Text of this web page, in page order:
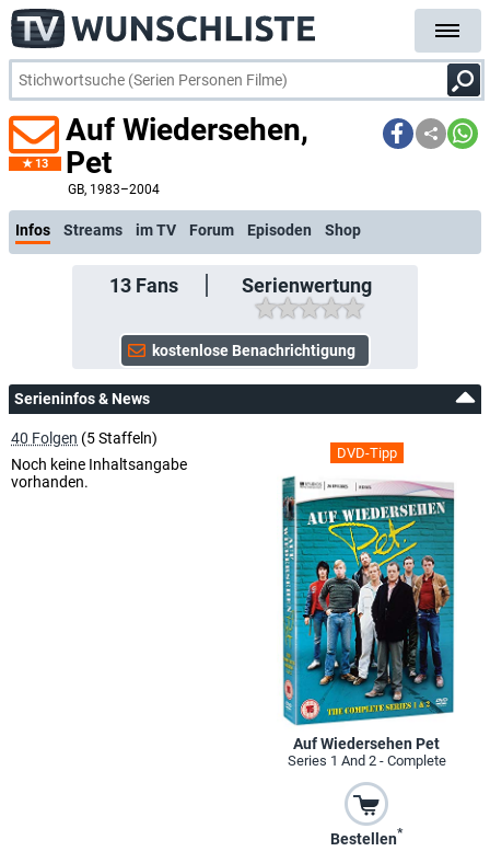
13
Auf Wiedersehen,
Pet
GB, 1983–2004
Infos Streams im TV Forum Episoden Shop
13Fans Serienwertung
Serieninfos & News
DVD-Tipp
Auf Wiedersehen Pet
Series 1 And 2 - Complete
Bestellen*
40 Folgen (5 Staffeln)
Noch keine Inhaltsangabe
vorhanden.